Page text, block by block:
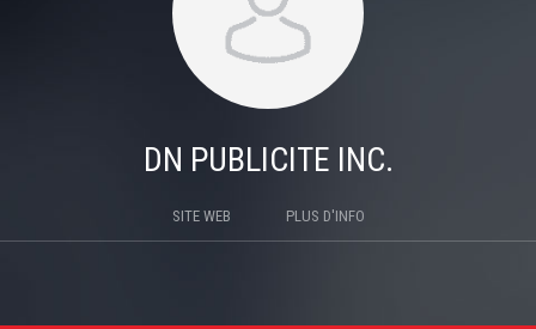
DN PUBLICITE INC.
SITE WEB PLUS D'INFO